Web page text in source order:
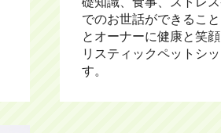
でのお世話ができるこ
とオーナーに健康と笑
リスティックペットシ
す。